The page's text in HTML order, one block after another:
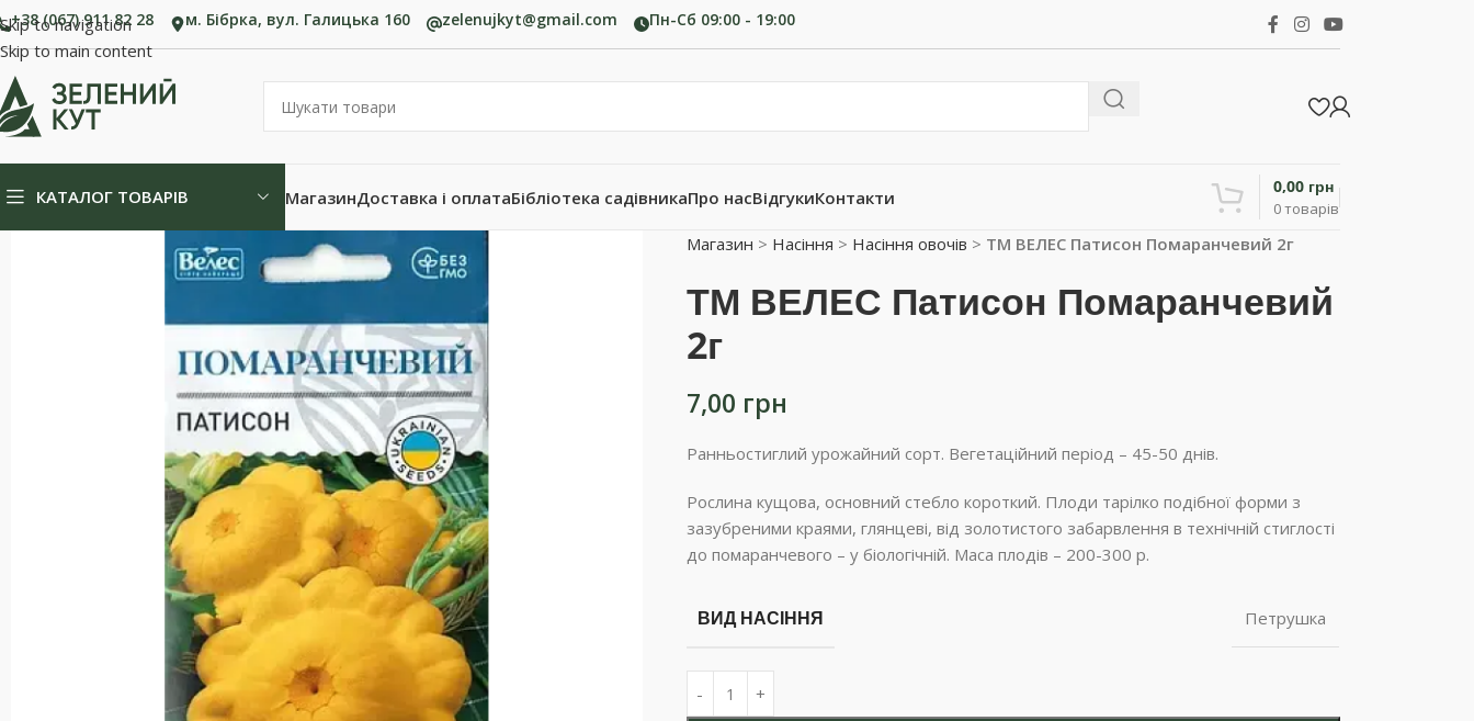
Skip to navigation
Skip to main content
+38 (067) 911 82 28 м. Бібрка, вул. Галицька 160 zelenujkyt@gmail.com Пн-Сб 09:00 - 19:00
КАТАЛОГ ТОВАРІВ МагазинДоставка і оплатаБібліотека садівникаПро насВідгукиКонтакти
0товарів
0,00 грн
Магазин > Насіння > Насіння овочів > ТМ ВЕЛЕС Патисон Помаранчевий 2г
ТМ ВЕЛЕС Патисон Помаранчевий
2г
7,00 грн
Ранньостиглий урожайний сорт. Вегетаційний період – 45-50 днів.
Рослина кущова, основний стебло короткий. Плоди тарілко подібної форми з
зазубреними краями, глянцеві, від золотистого забарвлення в технічній стиглості
до помаранчевого – у біологічній. Маса плодів – 200-300 р.
ВИД НАСІННЯ Петрушка